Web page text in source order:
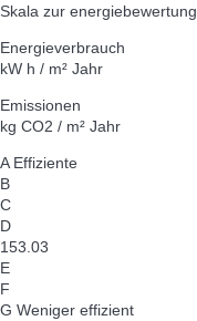
Skala zur energiebewertung
Energieverbrauch
kW h / m² Jahr
Emissionen
kg CO2 / m² Jahr
AEffiziente
B
C
D
153.03
E
F
G Weniger effizient